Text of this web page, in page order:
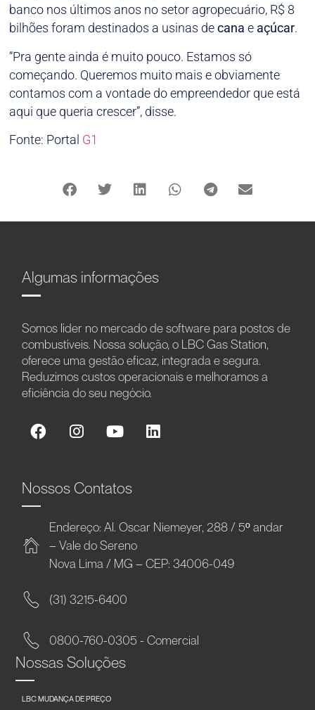
banco nos últimos anos no setor agropecuário, R$ 8
bilhões foram destinados a usinas decana e açúcar.
“Pra gente ainda é muito pouco. Estamos só
começando. Queremos muito mais e obviamente
contamos com a vontade do empreendedor que está
aqui que queria crescer”, disse.
Fonte: Portal G1
Algumas informações
Somos líder no mercado de software para postos de
combustíveis. Nossa solução, o LBC Gas Station,
oferece uma gestão eficaz, integrada e segura.
Reduzimos custos operacionais e melhoramos a
eficiência do seu negócio.
Nossos Contatos
Endereço: Al. Oscar Niemeyer, 288 / 5º andar
– Vale do Sereno
Nova Lima / MG – CEP: 34006-049
(31) 3215-6400
0800-760-0305 - Comercial
Nossas Soluções
LBC MUDANÇA DE PREÇO